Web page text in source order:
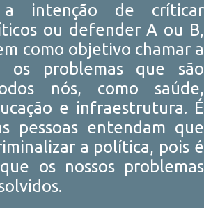
intenção de críticar
ou defender A ou B,
como objetivo chamar a
os problemas que são
nós, como saúde,
e infraestrutura. É
pessoas entendam que
a política, pois é
os nossos problemas